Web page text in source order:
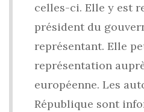
celles-ci. Elle y est
président du
représentant. Elle
représentation
européenne. Les
République sont